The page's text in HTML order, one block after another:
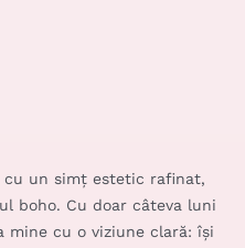
cu un simț estetic rafinat,
boho. Cu doar câteva luni
cu o viziune clară: își